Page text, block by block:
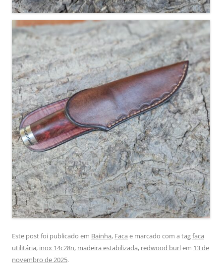
Este post foi publicado em Bainha, Faca e marcado com a tagfaca
utilitária, inox 14c28n, madeira estabilizada, redwood burlem 13 de
novembro de 2025.